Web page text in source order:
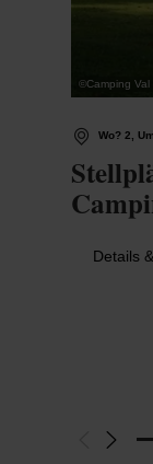
©Camping Val
Wo? 2,
Details